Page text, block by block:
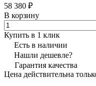
58 380 ₽
В корзину
Купить в 1 клик
Есть в наличии
Нашли дешевле?
Гарантия качества
Цена действительна